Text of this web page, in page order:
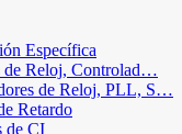
Específica
de Reloj, Controlad…
de Reloj, PLL, S…
Retardo
de CI